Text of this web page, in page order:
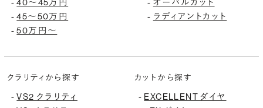
-
-45〜50万円
-50万円〜
-
- ラディアントカット
クラリティから探す
-VS2 クラリティ
カットから探す
- EXCELLENT ダイヤ